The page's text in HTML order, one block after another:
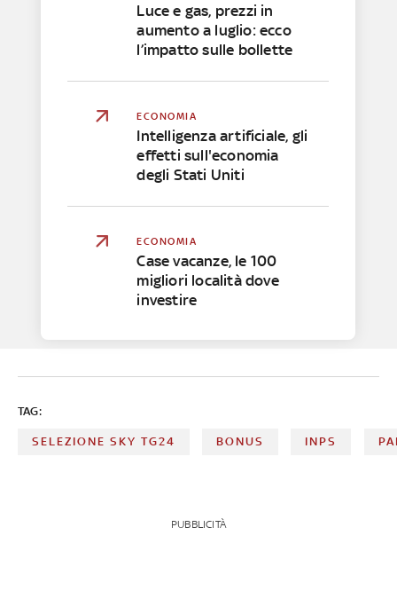
Luce e gas, prezzi in
aumento a luglio: ecco
l’impatto sulle bollette
ECONOMIA
Intelligenza artificiale, gli
effetti sull'economia
degli Stati Uniti
ECONOMIA
Case vacanze, le 100
migliori località dove
investire
TAG:
SELEZIONE SKY TG24 BONUS INPS
PUBBLICITÀ